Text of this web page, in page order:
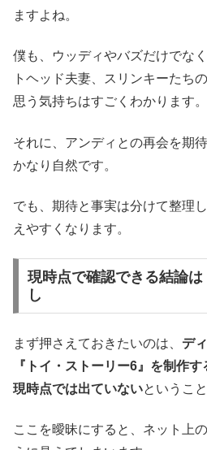
ますよね。
僕も、ウッディやバズだけでな
トヘッド夫妻、スリンキーたち
思う気持ちはすごくわかります。
それに、アンディとの再会を期
かなり自然です。
でも、期待と事実は分けて整理
えやすくなります。
現時点で確認できる結論
し
まず押さえておきたいのは、 デ
『トイ・ストーリー6』を制作
現時点では出ていないということ
ここを曖昧にすると、ネット上